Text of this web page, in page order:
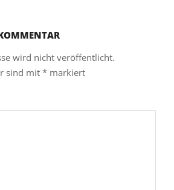
wird nicht veröffentlicht.
sind mit * markiert